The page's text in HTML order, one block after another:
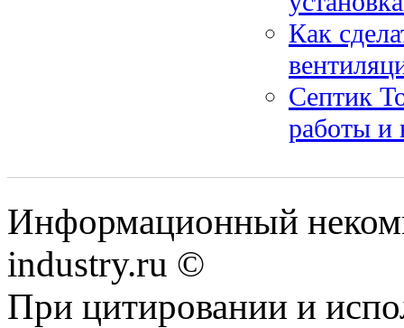
Как
Септик
работы и
Информационный
industry.ru ©
При цитировании и